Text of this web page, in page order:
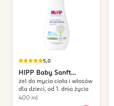
5,0
HIPP Baby Sanft
Sensitive
żel do mycia ciała i włosów
dla dzieci, od 1. dnia życia
400 ml